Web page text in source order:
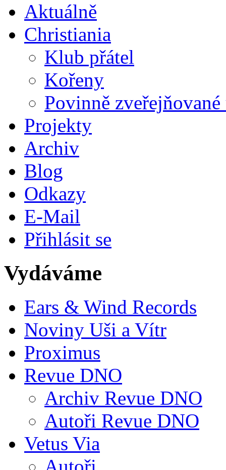
Aktuálně
Christiania
Klub přátel
Kořeny
Povinně zveřejňované
Projekty
Archiv
Blog
Odkazy
E-Mail
Přihlásit se
Vydáváme
Ears & Wind Records
Noviny Uši a Vítr
Proximus
Revue DNO
Archiv Revue DNO
Autoři Revue DNO
Vetus Via